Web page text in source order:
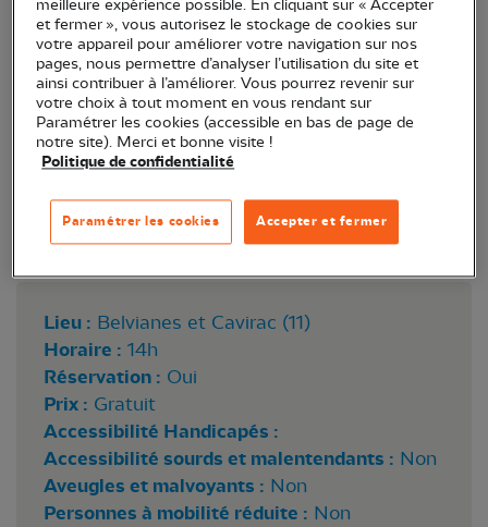
Circaete Jean-le-Blanc Sylvain_Albouy
Lieu : Belvianes et Cavirac (11)
Horaire : 14h
Réservation : Oui
Prix : Gratuit
Accessibilité Handicapés :
Accessibilité sourds et malentendants : Non
Aveugles et malvoyants : Non
Personnes à mobilité réduite : Non
meilleure expérience possible. En cliquant sur « Accepter
et fermer », vous autorisez le stockage de cookies sur
votre appareil pour améliorer votre navigation sur nos
pages, nous permettre d’analyser l’utilisation du site et
ainsi contribuer à l’améliorer. Vous pourrez revenir sur
votre choix à tout moment en vous rendant sur
Paramétrer les cookies (accessible en bas de page de
notre site). Merci et bonne visite !
Politique de confidentialité
Accepter et fermer
Paramétrer les cookies